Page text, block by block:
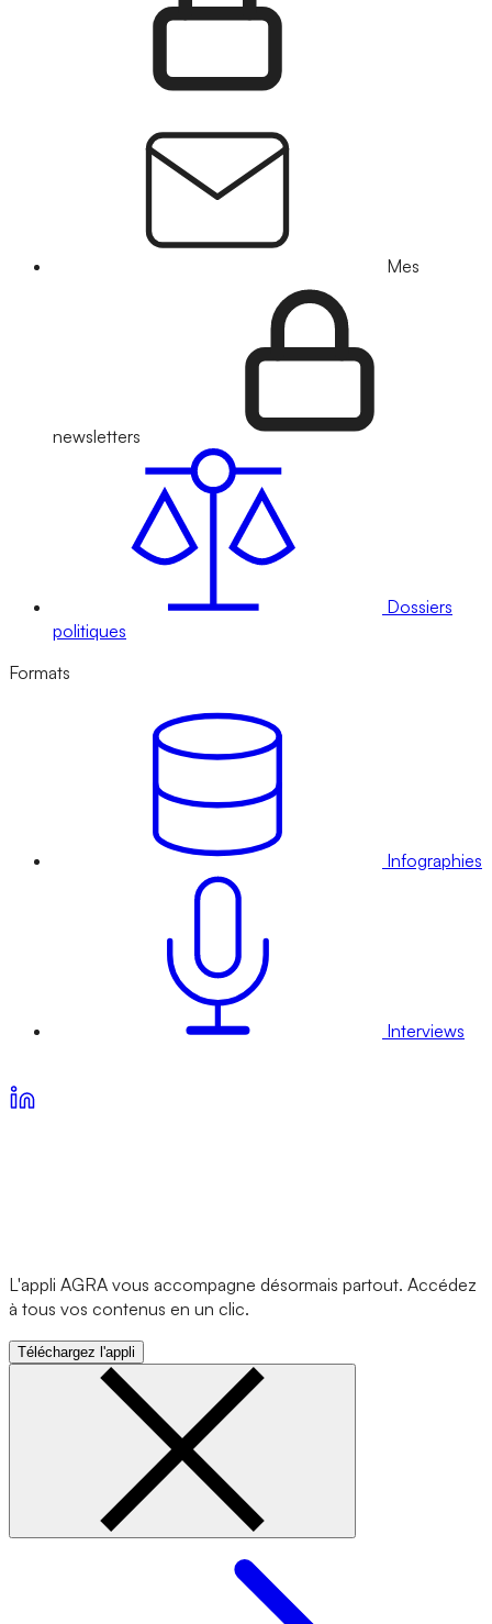
Mes
newsletters
Dossiers
politiques
Formats
Infographies
Interviews
L'appli AGRA vous accompagne désormais partout. Accédez
à tous vos contenus en un clic.
Téléchargez l'appli